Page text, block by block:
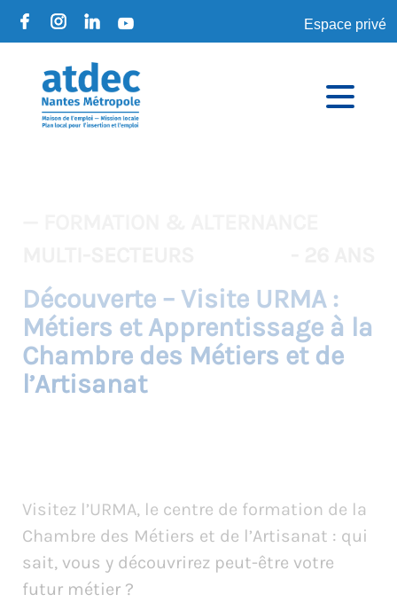
Espace privé
Découverte – Visite URMA :
Métiers et Apprentissage à la
Chambre des Métiers et de
l’Artisanat
Visitez l’URMA, le centre de formation de la
Chambre des Métiers et de l’Artisanat : qui
sait, vous y découvrirez peut-être votre
futur métier ?